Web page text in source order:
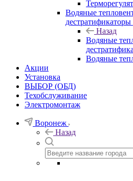
Водяные
дестратификаторы
Назад
Водяные
Водяные
Акции
Установка
ВЫБОР (ОБД)
Техобслуживание
Электромонтаж
Воронеж
Назад